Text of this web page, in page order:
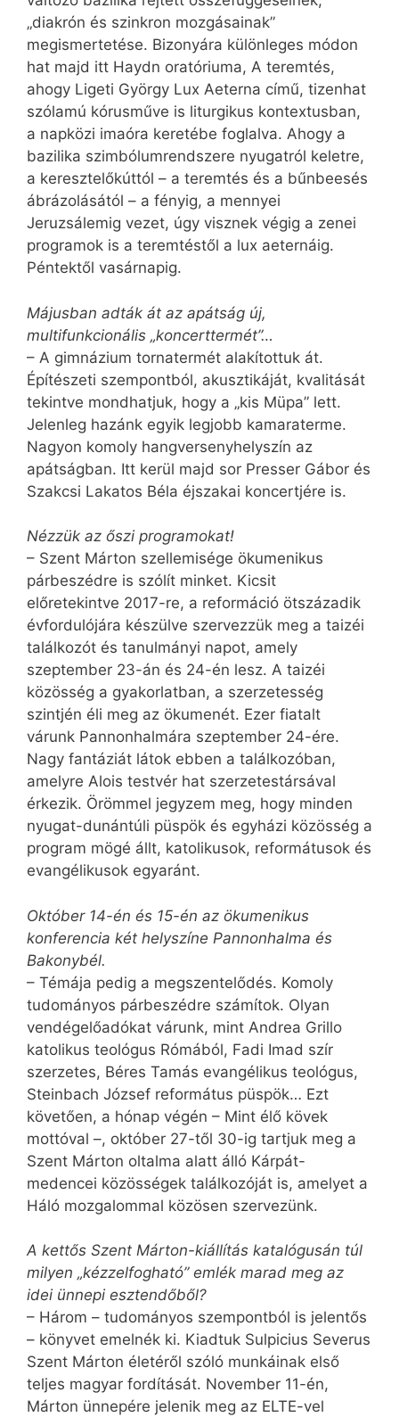
„diakrón és szinkron mozgásainak”
megismertetése. Bizonyára különleges módon
hat majd itt Haydn oratóriuma, A teremtés,
ahogy Ligeti György Lux Aeterna című, tizenhat
szólamú kórusműve is liturgikus kontextusban,
a napközi imaóra keretébe foglalva. Ahogy a
bazilika szimbólumrendszere nyugatról keletre,
a keresztelőkúttól – a teremtés és a bűnbeesés
ábrázolásától – a fényig, a mennyei
Jeruzsálemig vezet, úgy visznek végig a zenei
programok is a teremtéstől a lux aeternáig.
Péntektől vasárnapig.
Májusban adták át az apátság új,
multifunkcionális „koncerttermét”…
– A gimnázium tornatermét alakítottuk át.
Építészeti szempontból, akusztikáját, kvalitását
tekintve mondhatjuk, hogy a „kis Müpa” lett.
Jelenleg hazánk egyik legjobb kamaraterme.
Nagyon komoly hangversenyhelyszín az
apátságban. Itt kerül majd sor Presser Gábor és
Szakcsi Lakatos Béla éjszakai koncertjére is.
Nézzük az őszi programokat!
– Szent Márton szellemisége ökumenikus
párbeszédre is szólít minket. Kicsit
előretekintve 2017-re, a reformáció ötszázadik
évfordulójára készülve szervezzük meg a taizéi
találkozót és tanulmányi napot, amely
szeptember 23-án és 24-én lesz. A taizéi
közösség a gyakorlatban, a szerzetesség
szintjén éli meg az ökumenét. Ezer fiatalt
várunk Pannonhalmára szeptember 24-ére.
Nagy fantáziát látok ebben a találkozóban,
amelyre Alois testvér hat szerzetestársával
érkezik. Örömmel jegyzem meg, hogy minden
nyugat-dunántúli püspök és egyházi közösség a
program mögé állt, katolikusok, reformátusok és
evangélikusok egyaránt.
Október 14-én és 15-én az ökumenikus
konferencia két helyszíne Pannonhalma és
Bakonybél.
– Témája pedig a megszentelődés. Komoly
tudományos párbeszédre számítok. Olyan
vendégelőadókat várunk, mint Andrea Grillo
katolikus teológus Rómából, Fadi Imad szír
szerzetes, Béres Tamás evangélikus teológus,
Steinbach József református püspök… Ezt
követően, a hónap végén – Mint élő kövek
mottóval –, október 27-től 30-ig tartjuk meg a
Szent Márton oltalma alatt álló Kárpát-
medencei közösségek találkozóját is, amelyet a
Háló mozgalommal közösen szervezünk.
A kettős Szent Márton-kiállítás katalógusán túl
milyen „kézzelfogható” emlék marad meg az
idei ünnepi esztendőből?
– Három – tudományos szempontból is jelentős
– könyvet emelnék ki. Kiadtuk Sulpicius Severus
Szent Márton életéről szóló munkáinak első
teljes magyar fordítását. November 11-én,
Márton ünnepére jelenik meg az ELTE-vel